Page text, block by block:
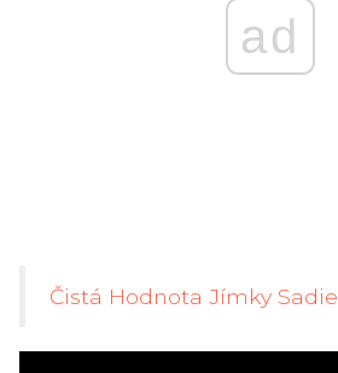
ad
Čistá Hodnota Jímky Sadie